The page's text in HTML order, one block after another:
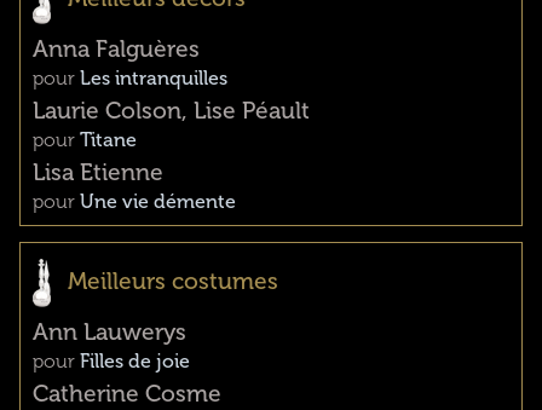
Anna Falguères
pour Les intranquilles
Laurie Colson, Lise Péault
pour Titane
Lisa Etienne
pour Une vie démente
Meilleurs costumes
Ann Lauwerys
pour Filles de joie
Catherine Cosme